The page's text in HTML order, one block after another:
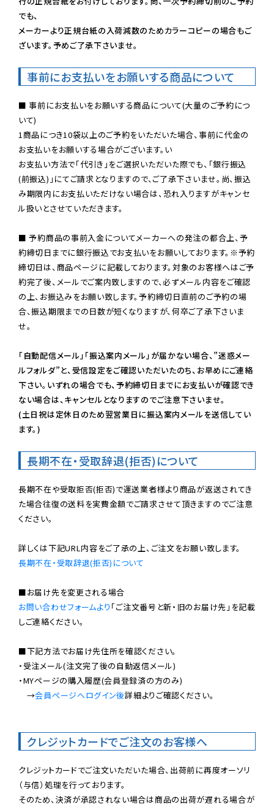
でも、
メーカーより正規台紙の入荷減数のためカラーコピーの場合もご
ざいます。予めご了承下さいませ。
事前にお支払いをお願いする商品について
■ 事前にお支払いをお願いする商品について(大量のご予約につ
いて)
1商品につき10袋以上のご予約をいただいた場合、事前に代金の
お支払いをお願いする場合がございます。い
お支払い方法で「代引き」をご選択いただいた際でも、「銀行振込
(前振込)」にてご請求となりますので、ご了承下さいませ。尚、振込
み期限内にお支払いただけない場合は、恐れ入りますがキャンセ
ル扱いとさせていただきます。
■ 予約商品の事前入金についてメーカーへの発注の都合上、予
約締切日までに銀行振込でお支払いをお願いしております。※予約
締切日は、商品ページに記載しております。対象のお客様へはご予
約完了後、メールでご案内致しますので、必ずメール内容をご確認
の上、お振込みをお願い致します。予約締切日直前のご予約の場
合、振込期限までの日数が短くなりますが、何卒ご了承下さいま
せ。
「自動配信メール」「振込案内メール」が届かない場合、”迷惑メー
ルフォルダ”と、受信設定をご確認いただいたのち、お早めにご連絡
下さい。いずれの場合でも、予約締切日までにお支払いが確認でき
ない場合は、キャンセルとなりますのでご注意下さいませ。
(土日祝は定休日のため翌営業日に振込案内メールを送信してい
ます。)
長期不在・受取辞退(拒否)について
長期不在や受取拒否(拒否)で運送業者様より商品が返送されてき
た場合往復の送料を実費金額でご請求させて頂きますのでご注意
ください。
長期不在・受取辞退(拒否)について
お問い合わせフォームより 「ご注文番号と新・旧のお届け先」を記載
しご連絡ください。
■下記方法でお届け先住所を確認ください。
・受注メール(注文完了後の自動返信メール)
・MYページの購入履歴(会員登録済の方のみ)
→会員ページへログイン後詳細よりご確認ください。
クレジットカードでご注文のお客様へ
クレジットカードでご注文いただいた場合、出荷前に再度オーソリ
（与信）処理を行っております。
そのため、決済が承認されない場合は商品の出荷が遅れる場合が